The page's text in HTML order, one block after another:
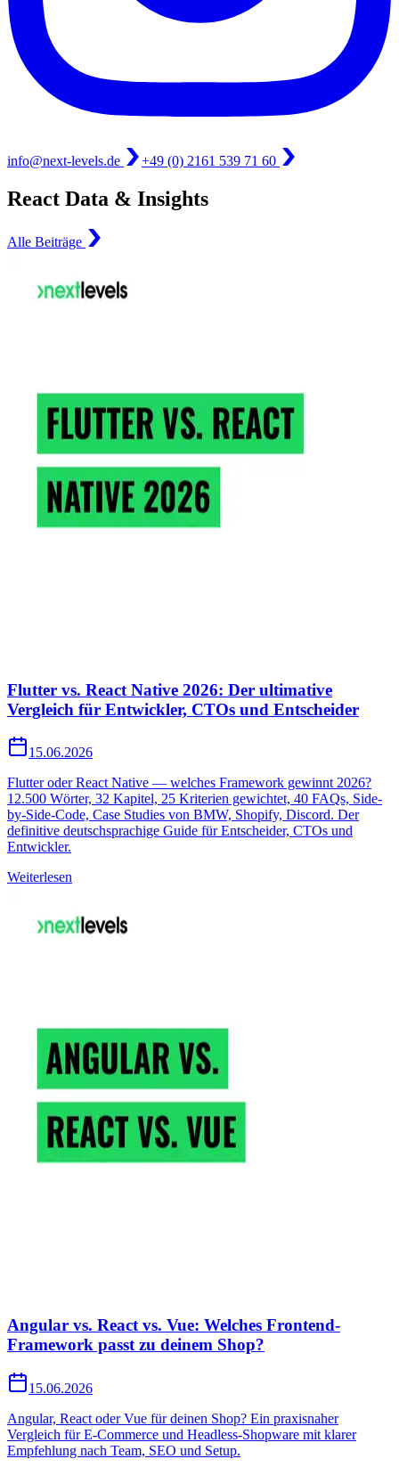
info@next-levels.de +49 (0) 2161 539 71 60
React Data & Insights
Alle Beiträge
Flutter vs. React Native 2026: Der ultimative
Vergleich für Entwickler, CTOs und Entscheider
15.06.2026
Flutter oder React Native — welches Framework gewinnt 2026?
12.500 Wörter, 32 Kapitel, 25 Kriterien gewichtet, 40 FAQs, Side-
by-Side-Code, Case Studies von BMW, Shopify, Discord. Der
definitive deutschsprachige Guide für Entscheider, CTOs und
Entwickler.
Weiterlesen
Angular vs. React vs. Vue: Welches Frontend-
Framework passt zu deinem Shop?
15.06.2026
Angular, React oder Vue für deinen Shop? Ein praxisnaher
Vergleich für E-Commerce und Headless-Shopware mit klarer
Empfehlung nach Team, SEO und Setup.